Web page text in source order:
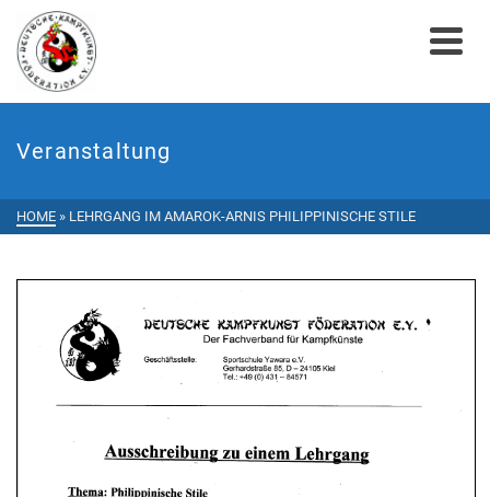
Veranstaltung
HOME » LEHRGANG IM AMAROK-ARNIS PHILIPPINISCHE STILE